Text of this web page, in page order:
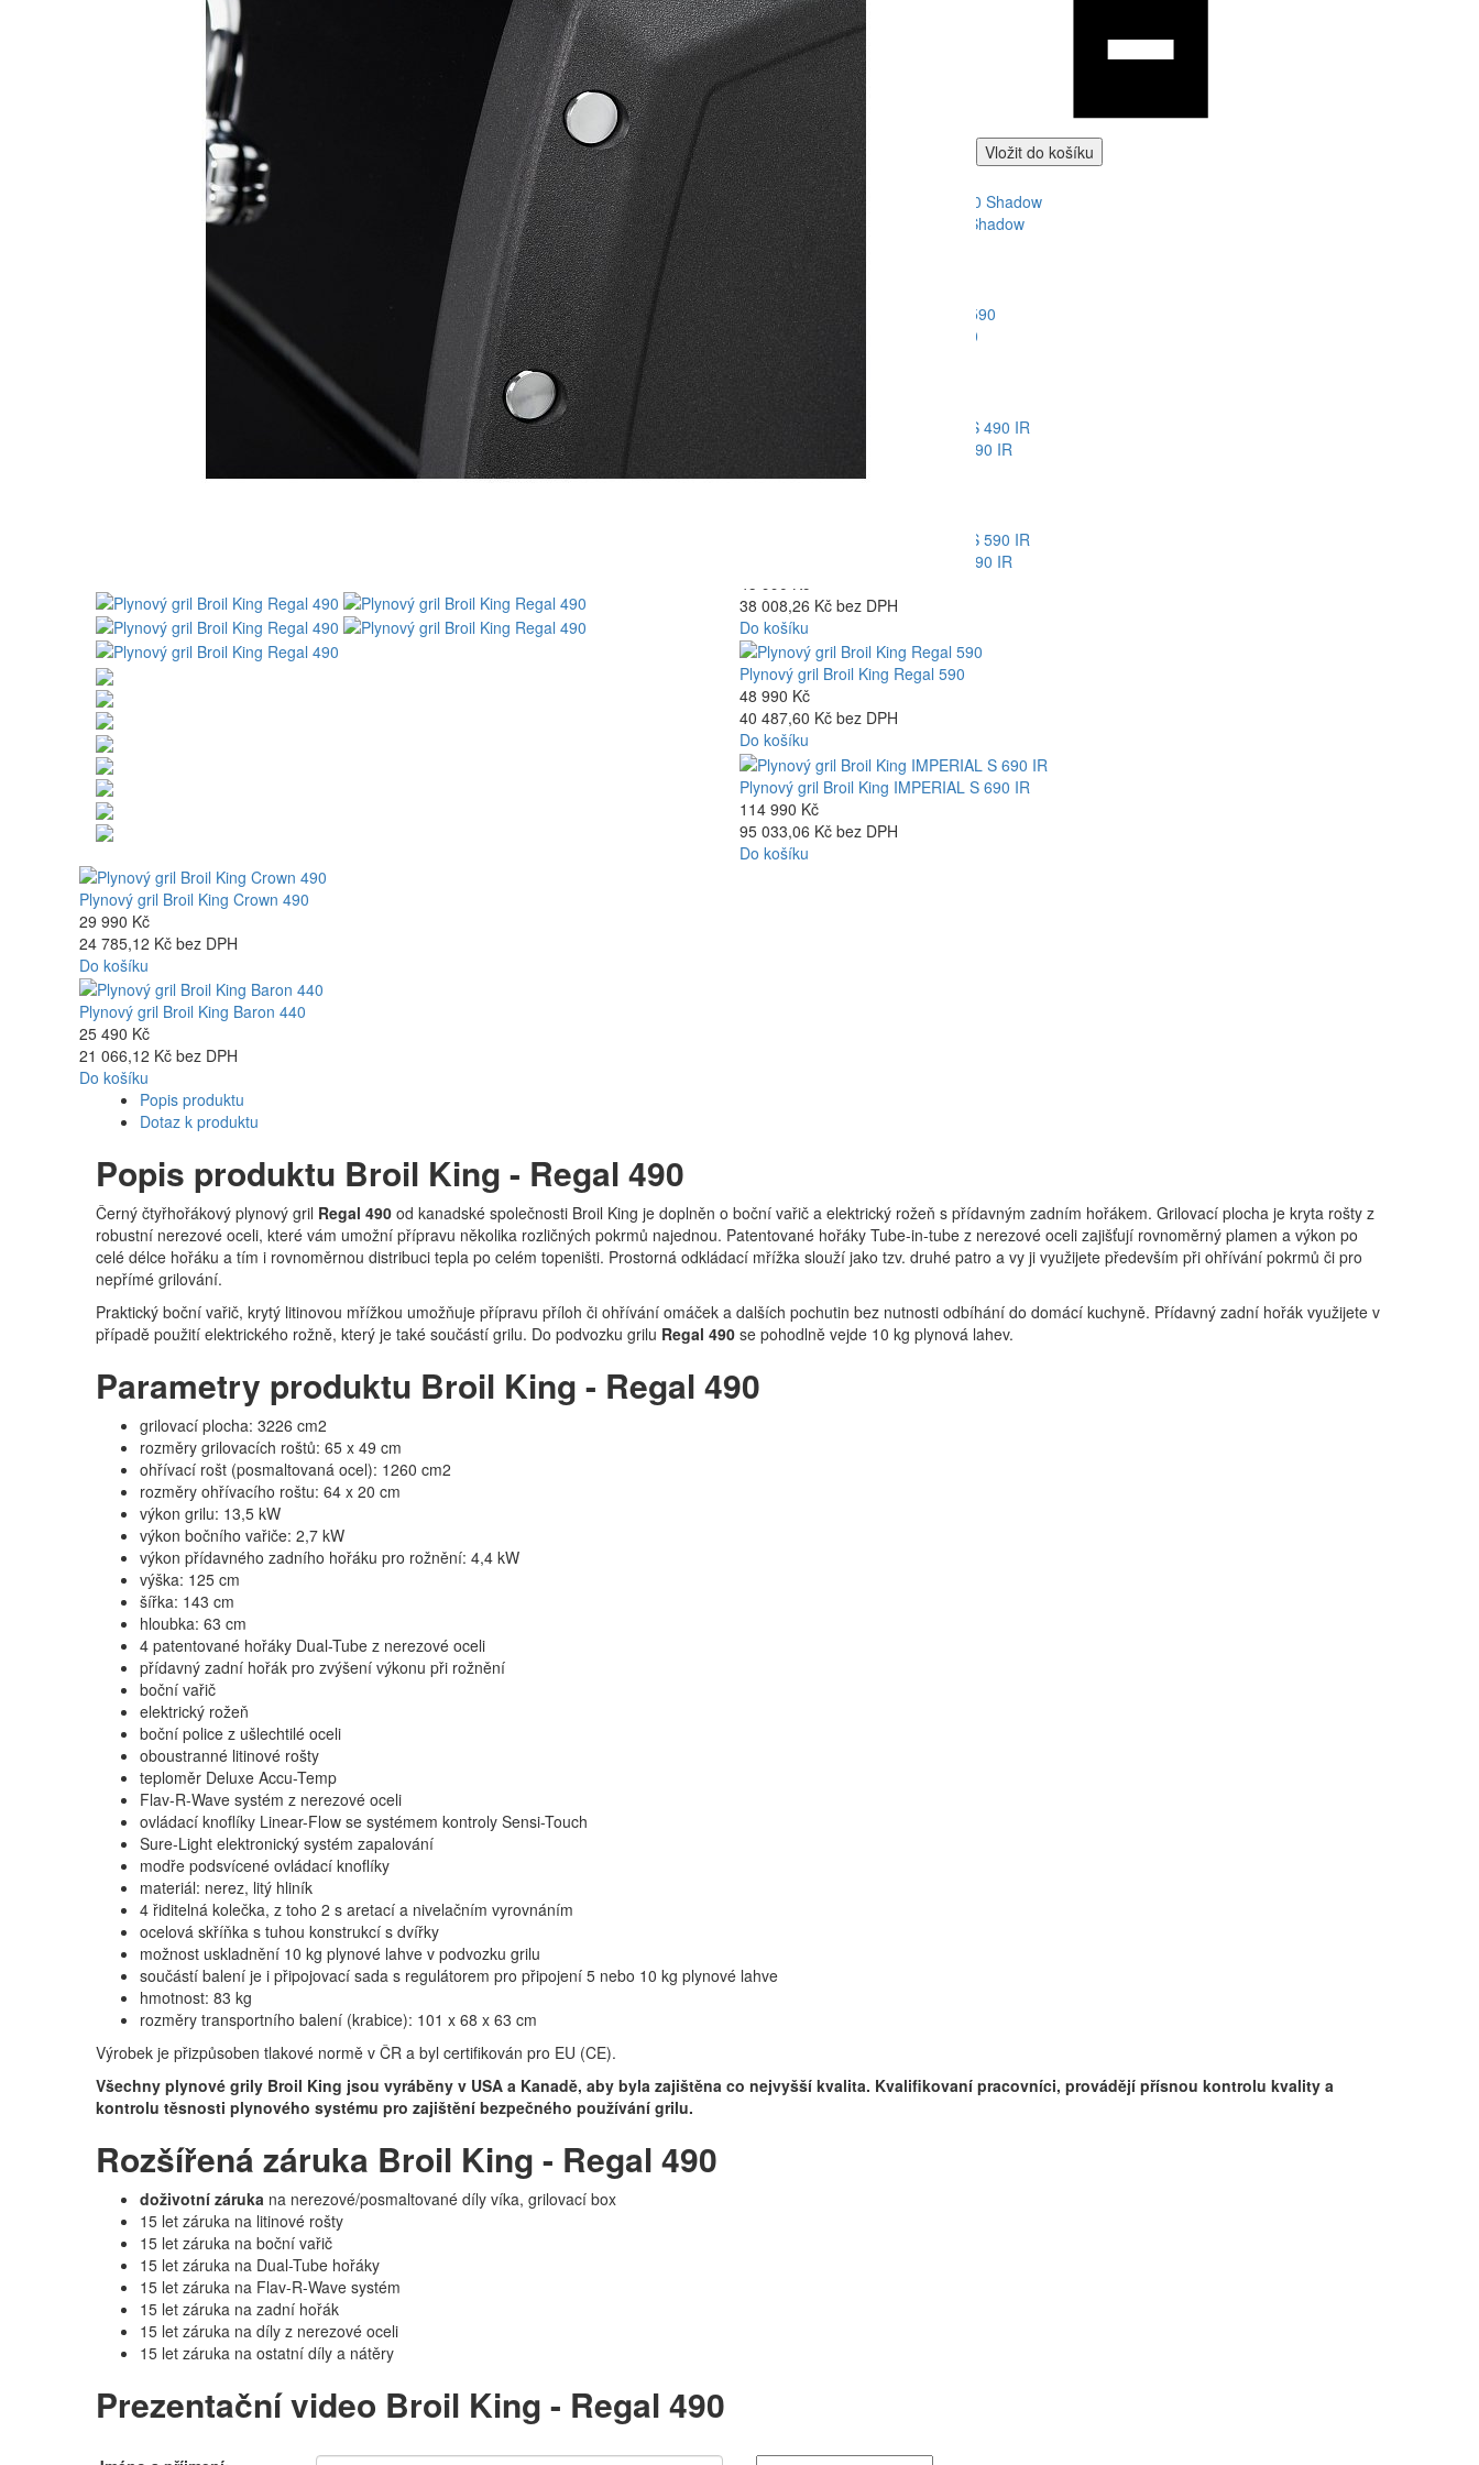
Vložit do košíku
PODOBNÉ PRODUKTY
Plynový gril Broil King Royal 390 Shadow
20 990 Kč
17 347,11 Kč bez DPH
Do košíku
Plynový gril Broil King BARON 590
38 990 Kč
32 223,14 Kč bez DPH
Plynový gril Broil King BARON S 490 IR
Plynový gril Broil King BARON S 590 IR
38 008,26 Kč bez DPH
Do košíku
Plynový gril Broil King Regal 590
48 990 Kč
40 487,60 Kč bez DPH
Do košíku
Plynový gril Broil King IMPERIAL S 690 IR
114 990 Kč
95 033,06 Kč bez DPH
Do košíku
Plynový gril Broil King Crown 490
29 990 Kč
24 785,12 Kč bez DPH
Do košíku
Plynový gril Broil King Baron 440
25 490 Kč
21 066,12 Kč bez DPH
Do košíku
Popis produktu
Dotaz k produktu
Popis produktu Broil King - Regal 490
Černý čtyřhořákový plynový gril Regal 490 od kanadské společnosti Broil King je doplněn o boční vařič a elektrický rožeň s přídavným zadním hořákem. Grilovací plocha je kryta rošty z
robustní nerezové oceli, které vám umožní přípravu několika rozličných pokrmů najednou. Patentované hořáky Tube-in-tube z nerezové oceli zajišťují rovnoměrný plamen a výkon po
celé délce hořáku a tím i rovnoměrnou distribuci tepla po celém topeništi. Prostorná odkládací mřížka slouží jako tzv. druhé patro a vy ji využijete především při ohřívání pokrmů či pro
nepřímé grilování.
Praktický boční vařič, krytý litinovou mřížkou umožňuje přípravu příloh či ohřívání omáček a dalších pochutin bez nutnosti odbíhání do domácí kuchyně. Přídavný zadní hořák využijete v
případě použití elektrického rožně, který je také součástí grilu. Do podvozku grilu Regal 490 se pohodlně vejde 10 kg plynová lahev.
Parametry produktu Broil King - Regal 490
grilovací plocha: 3226 cm2
rozměry grilovacích roštů: 65 x 49 cm
ohřívací rošt (posmaltovaná ocel): 1260 cm2
rozměry ohřívacího roštu: 64 x 20 cm
výkon grilu: 13,5 kW
výkon bočního vařiče: 2,7 kW
výkon přídavného zadního hořáku pro rožnění: 4,4 kW
výška: 125 cm
šířka: 143 cm
hloubka: 63 cm
4 patentované hořáky Dual-Tube z nerezové oceli
přídavný zadní hořák pro zvýšení výkonu při rožnění
boční vařič
elektrický rožeň
boční police z ušlechtilé oceli
oboustranné litinové rošty
teploměr Deluxe Accu-Temp
Flav-R-Wave systém z nerezové oceli
ovládací knoflíky Linear-Flow se systémem kontroly Sensi-Touch
Sure-Light elektronický systém zapalování
modře podsvícené ovládací knoflíky
materiál: nerez, litý hliník
4 řiditelná kolečka, z toho 2 s aretací a nivelačním vyrovnáním
ocelová skříňka s tuhou konstrukcí s dvířky
možnost uskladnění 10 kg plynové lahve v podvozku grilu
součástí balení je i připojovací sada s regulátorem pro připojení 5 nebo 10 kg plynové lahve
hmotnost: 83 kg
rozměry transportního balení (krabice): 101 x 68 x 63 cm
Výrobek je přizpůsoben tlakové normě v ČR a byl certifikován pro EU (CE).
Všechny plynové grily Broil King jsou vyráběny v USA a Kanadě, aby byla zajištěna co nejvyšší kvalita. Kvalifikovaní pracovníci, provádějí přísnou kontrolu kvality a
kontrolu těsnosti plynového systému pro zajištění bezpečného používání grilu.
Rozšířená záruka Broil King - Regal 490
doživotní záruka na nerezové/posmaltované díly víka, grilovací box
15 let záruka na litinové rošty
15 let záruka na boční vařič
15 let záruka na Dual-Tube hořáky
15 let záruka na Flav-R-Wave systém
15 let záruka na zadní hořák
15 let záruka na díly z nerezové oceli
15 let záruka na ostatní díly a nátěry
Prezentační video Broil King - Regal 490